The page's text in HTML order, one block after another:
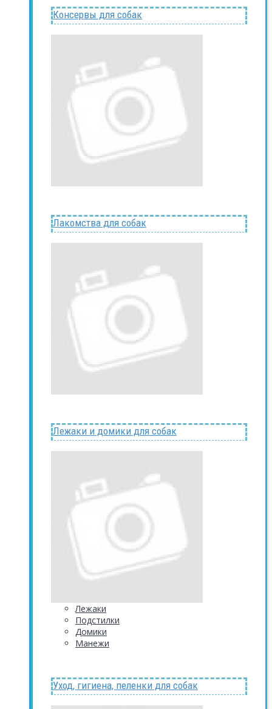
Консервы для собак
Лакомства для собак
Лежаки и домики для собак
Лежаки
Подстилки
Домики
Манежи
Уход, гигиена, пеленки для собак